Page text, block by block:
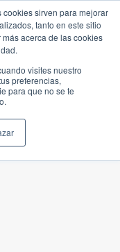
cookies sirven para mejorar
tanto en este sitio
acerca de las cookies
visites nuestro
preferencias,
para que no se te